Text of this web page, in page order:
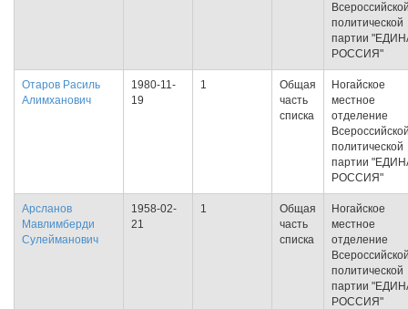
политической
партии
РОССИЯ"
Отаров Расиль
Алимханович
1980-11-
19
1
Общая
часть
списка
Ногайское
местное
отделение
политической
партии
РОССИЯ"
Арсланов
Мавлимберди
Сулейманович
1958-02-
21
1
Общая
часть
списка
Ногайское
местное
отделение
политической
партии
РОССИЯ"